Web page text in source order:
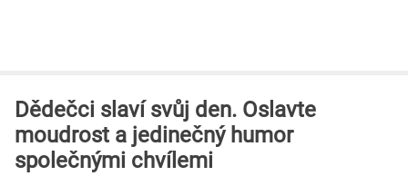
Dědečci slaví svůj den. Oslavte
moudrost a jedinečný humor
společnými chvílemi